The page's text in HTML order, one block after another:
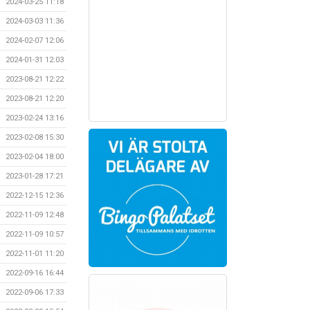
2024-03-03 11:36
2024-02-07 12:06
2024-01-31 12:03
2023-08-21 12:22
2023-08-21 12:20
2023-02-24 13:16
2023-02-08 15:30
2023-02-04 18:00
2023-01-28 17:21
2022-12-15 12:36
2022-11-09 12:48
2022-11-09 10:57
2022-11-01 11:20
2022-09-16 16:44
2022-09-06 17:33